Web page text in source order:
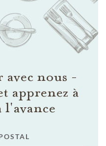
avec nous -
apprenez à